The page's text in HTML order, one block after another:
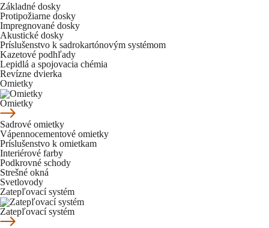
Základné dosky
Protipožiarne dosky
Impregnované dosky
Akustické dosky
Príslušenstvo k sadrokartónovým systémom
Kazetové podhľady
Lepidlá a spojovacia chémia
Revízne dvierka
Omietky
Omietky
Sadrové omietky
Vápennocementové omietky
Príslušenstvo k omietkam
Interiérové farby
Podkrovné schody
Strešné okná
Svetlovody
Zatepľovací systém
Zatepľovací systém